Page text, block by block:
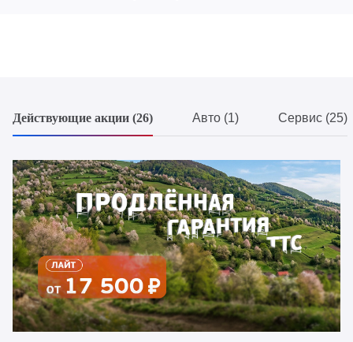
Действующие акции (26) Авто (1) Сервис (25)